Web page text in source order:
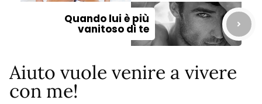
Quando lui è più
vanitoso di te
Aiuto vuole venire a vivere
con me!